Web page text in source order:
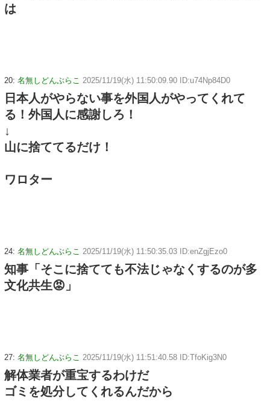
は
20: 名無しどんぶらこ 2025/11/19(水) 11:50:09.90 ID:u74Np84D0
日本人がやらない事を外国人がやってくれて
る！外国人に感謝しろ！
↓
山に捨ててるだけ！
ワロター
24: 名無しどんぶらこ 2025/11/19(水) 11:50:35.03 ID:enZgjEzo0
知事「そこに捨てても不法じゃなくするのが多
文化共生😡」
27: 名無しどんぶらこ 2025/11/19(水) 11:51:40.58 ID:TfoKig3N0
解体業者が重宝するわけだ
ゴミを処分してくれるんだから